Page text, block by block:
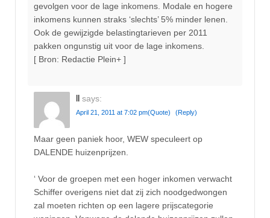
gevolgen voor de lage inkomens. Modale en hogere
inkomens kunnen straks ‘slechts’ 5% minder lenen.
Ook de gewijzigde belastingtarieven per 2011
pakken ongunstig uit voor de lage inkomens.
[ Bron: Redactie Plein+ ]
ll says:
April 21, 2011 at 7:02 pm(Quote) (Reply)
Maar geen paniek hoor, WEW speculeert op
DALENDE huizenprijzen.
‘ Voor de groepen met een hoger inkomen verwacht
Schiffer overigens niet dat zij zich noodgedwongen
zal moeten richten op een lagere prijscategorie